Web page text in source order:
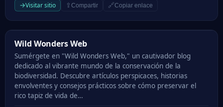
→Visitar sitio ⇪ Compartir 🔗Copiar enlace
Wild Wonders Web
Wild Wonders Web
Sumérgete en "Wild Wonders Web," un cautivador blog
dedicado al vibrante mundo de la conservación de la
biodiversidad. Descubre artículos perspicaces, historias
envolventes y consejos prácticos sobre cómo preservar el
rico tapiz de vida de…